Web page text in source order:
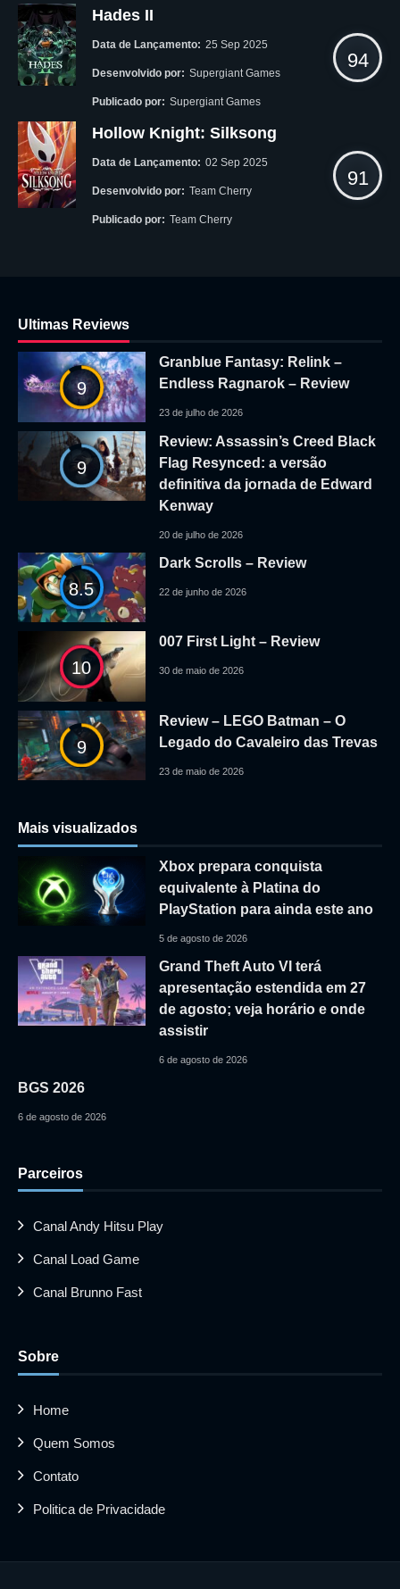
Hades II
Data de Lançamento: 25 Sep 2025
Desenvolvido por: Supergiant Games
Publicado por: Supergiant Games
94
Hollow Knight: Silksong
Data de Lançamento: 02 Sep 2025
Desenvolvido por: Team Cherry
Publicado por: Team Cherry
91
Ultimas Reviews
9
Granblue Fantasy: Relink –
Endless Ragnarok – Review
23 de julho de 2026
9
Review: Assassin’s Creed Black
Flag Resynced: a versão
definitiva da jornada de Edward
Kenway
20 de julho de 2026
8.5
Dark Scrolls – Review
22 de junho de 2026
10
007 First Light – Review
30 de maio de 2026
9
Review – LEGO Batman – O
Legado do Cavaleiro das Trevas
23 de maio de 2026
Mais visualizados
Xbox prepara conquista
equivalente à Platina do
PlayStation para ainda este ano
5 de agosto de 2026
Grand Theft Auto VI terá
apresentação estendida em 27
de agosto; veja horário e onde
assistir
6 de agosto de 2026
BGS 2026
6 de agosto de 2026
Parceiros
Canal Andy Hitsu Play
Canal Load Game
Canal Brunno Fast
Sobre
Home
Quem Somos
Contato
Politica de Privacidade